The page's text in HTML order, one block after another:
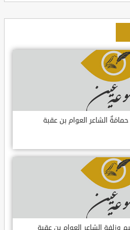
الشاعر العوام بن عقبة
الشاعر العوام بن عقبة